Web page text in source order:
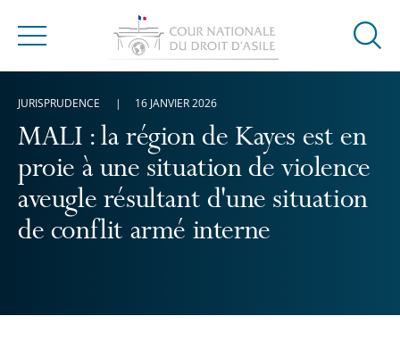
Menu
Ouvrir
MALI : la région de Kayes est en
proie à une situation de violence
aveugle résultant d'une situation
de conflit armé interne
JURISPRUDENCE 16 JANVIER 2026